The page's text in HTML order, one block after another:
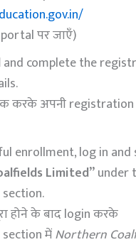
पर जाएँ)
and complete the
करके अपनी registration
enrollment, log in and
Limited”under
होने के बाद login करके
मेंNorthern